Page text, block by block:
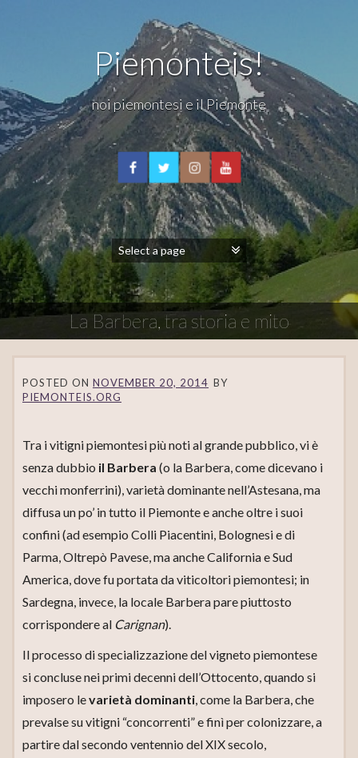
Piemonteis!
noi piemontesi e il Piemonte
La Barbera, tra storia e mito
POSTED ON NOVEMBER 20, 2014 BY
PIEMONTEIS.ORG
Tra i vitigni piemontesi più noti al grande pubblico, vi è
senza dubbio il Barbera (o la Barbera, come dicevano i
vecchi monferrini), varietà dominante nell’Astesana, ma
diffusa un po’ in tutto il Piemonte e anche oltre i suoi
confini (ad esempio Colli Piacentini, Bolognesi e di
Parma, Oltrepò Pavese, ma anche California e Sud
America, dove fu portata da viticoltori piemontesi; in
Sardegna, invece, la locale Barbera pare piuttosto
corrispondere al Carignan).
Il processo di specializzazione del vigneto piemontese
si concluse nei primi decenni dell’Ottocento, quando si
imposero levarietà dominanti, come la Barbera, che
prevalse su vitigni “concorrenti” e finì per colonizzare, a
partire dal secondo ventennio del XIX secolo,